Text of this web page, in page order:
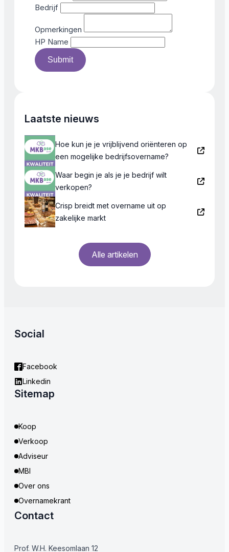
Bedrijf
Opmerkingen
HP Name
Submit
Laatste nieuws
Hoe kun je je vrijblijvend oriënteren op
een mogelijke bedrijfsovername?
Waar begin je als je je bedrijf wilt
verkopen?
Crisp breidt met overname uit op
zakelijke markt
Alle artikelen
Social
Facebook
Linkedin
Sitemap
Koop
Verkoop
Adviseur
MBI
Over ons
Overnamekrant
Contact
Prof. W.H. Keesomlaan 12